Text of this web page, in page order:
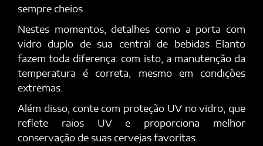
sempre cheios.
Nestes momentos, detalhes como a porta com
vidro duplo de sua central de bebidas Elanto
fazem toda diferença: com isto, a manutenção da
temperatura é correta, mesmo em condições
extremas.
Além disso, conte com proteção UV no vidro, que
reflete raios UV e proporciona melhor
conservação de suas cervejas favoritas.